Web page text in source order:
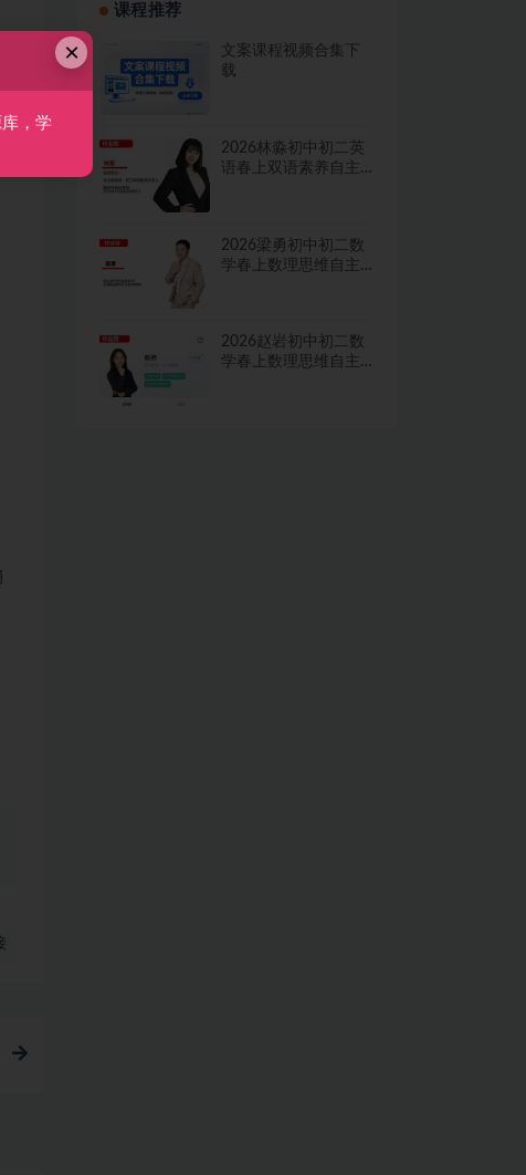
课程推荐
文案课程视频合集下
载
2026林淼初中初二英
语春上双语素养自主
2026梁勇初中初二数
学春上数理思维自主
2026赵岩初中初二数
学春上数理思维自主
×
，学